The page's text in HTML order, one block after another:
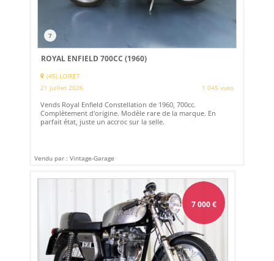
7
ROYAL ENFIELD 700CC (1960)
(45) LOIRET
21 juillet 2026
1 045 vues
Vends Royal Enfield Constellation de 1960, 700cc.
Complètement d'origine. Modèle rare de la marque. En
parfait état, juste un accroc sur la selle.
Vendu par : Vintage-Garage
7 000€